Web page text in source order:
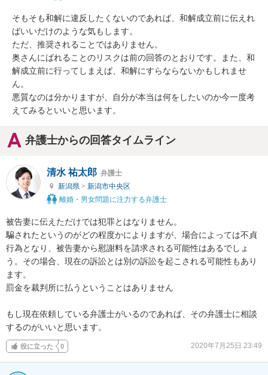
そもそも和解に違反したくないのであれば、和解成立前に伝えれ
ばいいだけのような気もします。
ただ、推奨されることではありません。
奥さんにばれることのリスクは前の回答のとおりです。また、和
解成立前に行ってしまえば、和解にすらならないかもしれませ
ん。
悪質なのは分かりますが、自分が本当は何をしたいのか今一度考
えてみるといいと思います。
弁護士からの回答タイムライン
清水 祐太郎 弁護士
新潟県 > 新潟市中央区
離婚・男女問題に注力する弁護士
被告妻に伝えただけでは犯罪とはなりません。
騙されたというのがどの程度かによりますが、場合によっては不貞
行為となり、被告妻から慰謝料を請求される可能性はあるでしょ
う。その場合、現在の訴訟とは別の訴訟を起こされる可能性もあり
ます。
罰金を裁判所に払うということはありません
もし現在依頼している弁護士がいるのであれば、その弁護士に相談
するのがいいと思います。
役に立った 0 2020年7月25日 23:49